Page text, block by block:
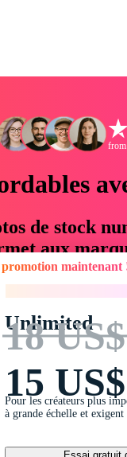
de stock
aux
maintenant !
Unlimited
18 US$
15 US$
Pour les créateurs plus
à grande échelle et